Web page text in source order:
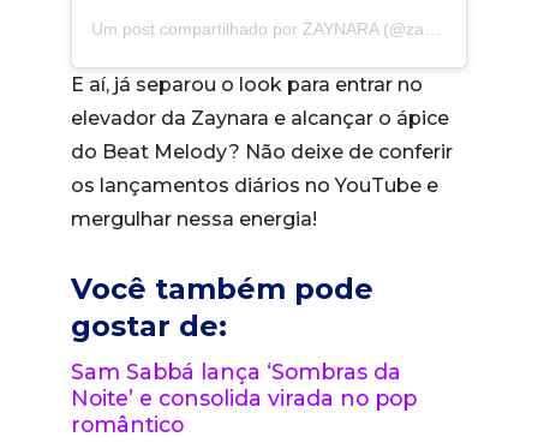
Um post compartilhado por ZAYNARA (@zaynaraa)
E aí, já separou o look para entrar no
elevador da Zaynara e alcançar o ápice
do Beat Melody? Não deixe de conferir
os lançamentos diários no YouTube e
mergulhar nessa energia!
Você também pode
gostar de:
Sam Sabbá lança ‘Sombras da
Noite’ e consolida virada no pop
romântico